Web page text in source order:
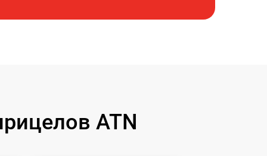
ATN